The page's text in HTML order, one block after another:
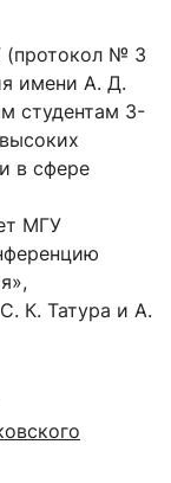
(протокол № 3
имени А. Д.
студентам 3-
в сфере
МГУ
К. Татура и А.